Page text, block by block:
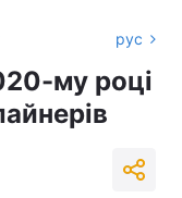
рус
му році